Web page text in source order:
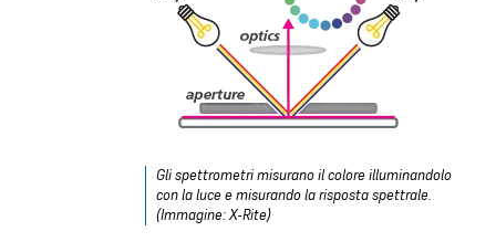
Gli spettrometri misurano il colore illuminandolo
con la luce e misurando la risposta spettrale.
(Immagine: X-Rite)